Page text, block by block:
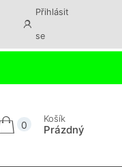
Přihlásit
se
0
Košík
Prázdný